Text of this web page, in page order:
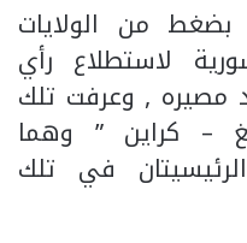
بضغط من الولايات
لاستطلاع رأي
مصيره , وعرفت تلك
– كراين ” وهما
في تلك